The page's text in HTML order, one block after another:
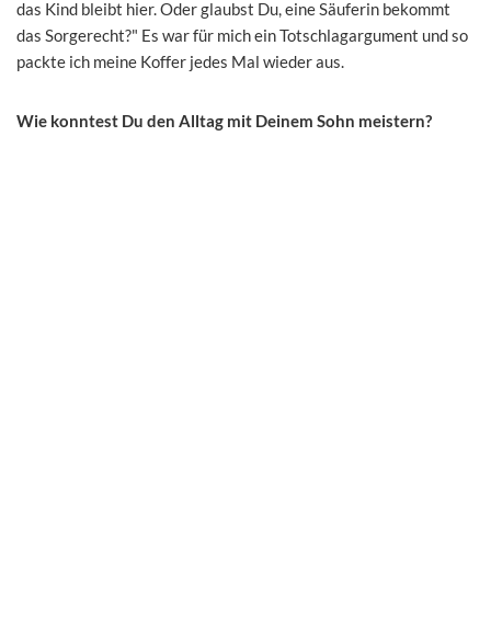
das Kind bleibt hier. Oder glaubst Du, eine Säuferin bekommt
das Sorgerecht?" Es war für mich ein Totschlagargument und so
packte ich meine Koffer jedes Mal wieder aus.
Wie konntest Du den Alltag mit Deinem Sohn meistern?